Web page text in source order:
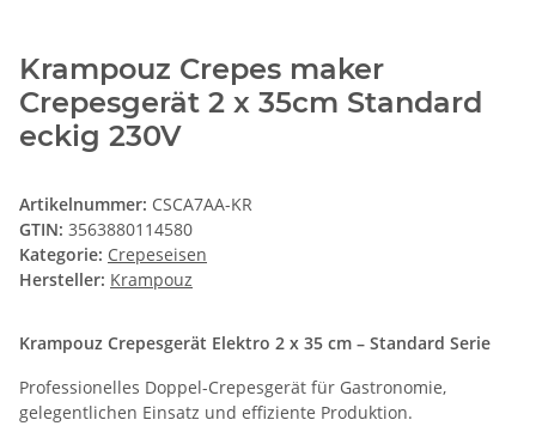
Krampouz Crepes maker
Crepesgerät 2 x 35cm Standard
eckig 230V
Artikelnummer: CSCA7AA-KR
GTIN: 3563880114580
Kategorie: Crepeseisen
Hersteller: Krampouz
Krampouz Crepesgerät Elektro 2 x 35 cm – Standard Serie
Professionelles Doppel-Crepesgerät für Gastronomie,
gelegentlichen Einsatz und effiziente Produktion.